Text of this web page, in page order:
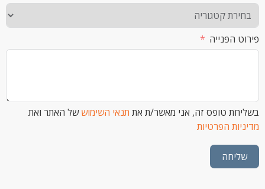
טופס זה, אני מאשר/ת אתתנאי השימוש של האתר ואת
הפרטיות